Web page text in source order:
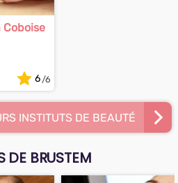
6
INSTITUTS DE BEAUTÉ
DE BRUSTEM